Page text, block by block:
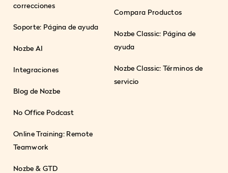
correcciones
Soporte: Página de ayuda
Nozbe AI
Integraciones
Blog de Nozbe
No Office Podcast
Online Training: Remote
Teamwork
Nozbe & GTD
Compara Productos
Nozbe Classic: Página de
ayuda
Nozbe Classic: Términos de
servicio